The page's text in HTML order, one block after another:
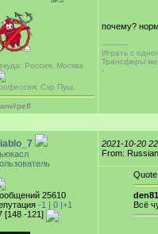
Россия, Москва
Сэр Пуш.
почему?
-----------
Играть с
Трансферы
-
25610
-1 | 0 |+1
[148 -121]
2021-10-20
From:
Quote
Всё